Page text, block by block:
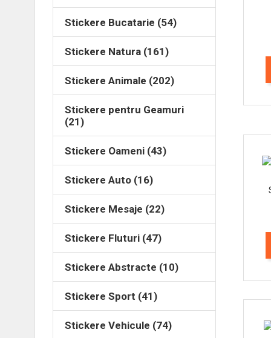
Stickere Bucatarie (54)
Stickere Natura (161)
Stickere Animale (202)
Stickere pentru Geamuri
(21)
Stickere Oameni (43)
Stickere Auto (16)
Stickere Mesaje (22)
Stickere Fluturi (47)
Stickere Abstracte (10)
Stickere Sport (41)
Stickere Vehicule (74)